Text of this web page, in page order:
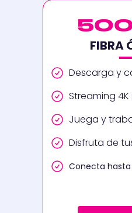
FIBRA
Descarga y
Streaming
Juega y
Disfruta de
Conecta hasta